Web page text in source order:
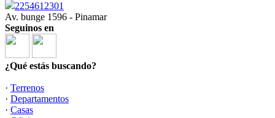
2254612301
Av. bunge 1596 - Pinamar
Seguinos en
¿Qué estás buscando?
· Terrenos
· Departamentos
· Casas